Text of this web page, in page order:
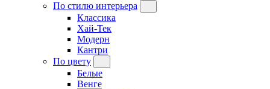
По стилю интерьера
Классика
Хай-Тек
Модерн
Кантри
По цвету
Белые
Венге